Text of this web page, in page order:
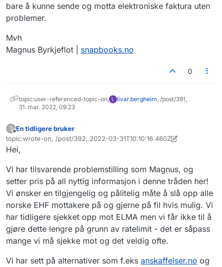
bare å kunne sende og motta elektroniske faktura uten
problemer.
Mvh
Magnus Byrkjeflot | snapbooks.no
0
topic:user-referenced-topic-on, L livar.bergheim, /post/391,
31. mar. 2022, 09:23
?
Frakoblet
En tidligere bruker
topic:wrote-on, /post/392, 2022-03-31T10:10:16.460Z
Sist endret av En tidligere bruker
Hei,
Vi har tilsvarende problemstilling som Magnus, og
setter pris på all nyttig informasjon i denne tråden her!
Vi ønsker en tilgjengelig og pålitelig måte å slå opp alle
norske EHF mottakere på og gjerne på fil hvis mulig. Vi
har tidligere sjekket opp mot ELMA men vi får ikke til å
gjøre dette lengre på grunn av ratelimit - det er såpass
mange vi må sjekke mot og det veldig ofte.
Vi har sett på alternativer som f.eks anskaffelser.no og